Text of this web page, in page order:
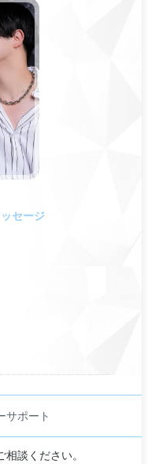
セージ
サポート
談ください。